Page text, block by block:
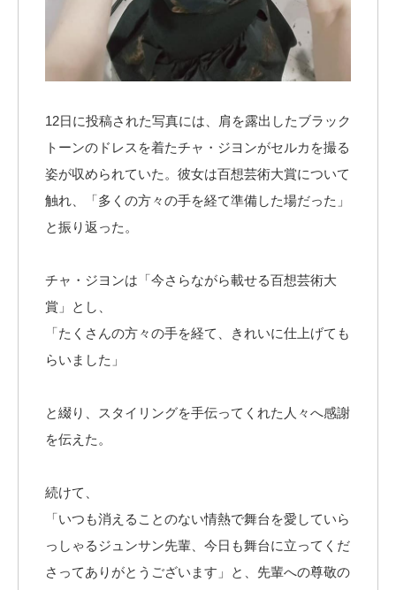
12日に投稿された写真には、肩を露出したブラック
トーンのドレスを着たチャ・ジヨンがセルカを撮る
姿が収められていた。彼女は百想芸術大賞について
触れ、「多くの方々の手を経て準備した場だった」
と振り返った。
チャ・ジヨンは「今さらながら載せる百想芸術大
賞」とし、
「たくさんの方々の手を経て、きれいに仕上げても
らいました」
と綴り、スタイリングを手伝ってくれた人々へ感謝
を伝えた。
続けて、
「いつも消えることのない情熱で舞台を愛していら
っしゃるジュンサン先輩、今日も舞台に立ってくだ
さってありがとうございます」と、先輩への尊敬の